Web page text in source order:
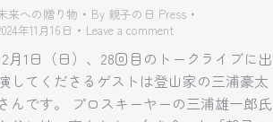
来への贈り物 By 親子の日 Press
年11月16日
Leave a comment
月1日（日）、28回目のトークライブに出
してくださるゲストは登山家の三浦豪太
さんです。 プロスキーヤーの三浦雄一郎氏